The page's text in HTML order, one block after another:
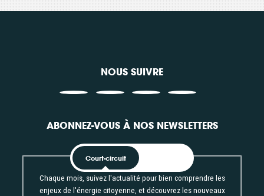
NOUS SUIVRE
ABONNEZ-VOUS À NOS NEWSLETTERS
Court-circuit
Chaque mois, suivez l'actualité pour bien comprendre les
enjeux de l'énergie citoyenne, et découvrez les nouveaux